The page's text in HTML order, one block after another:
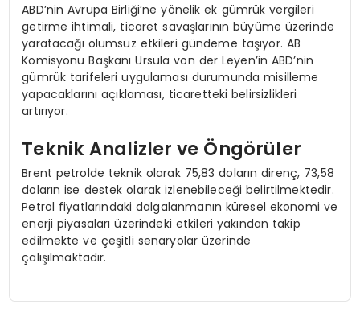
ABD’nin Avrupa Birliği’ne yönelik ek gümrük vergileri
getirme ihtimali, ticaret savaşlarının büyüme üzerinde
yaratacağı olumsuz etkileri gündeme taşıyor. AB
Komisyonu Başkanı Ursula von der Leyen’in ABD’nin
gümrük tarifeleri uygulaması durumunda misilleme
yapacaklarını açıklaması, ticaretteki belirsizlikleri
artırıyor.
Teknik Analizler ve Öngörüler
Brent petrolde teknik olarak 75,83 doların direnç, 73,58
doların ise destek olarak izlenebileceği belirtilmektedir.
Petrol fiyatlarındaki dalgalanmanın küresel ekonomi ve
enerji piyasaları üzerindeki etkileri yakından takip
edilmekte ve çeşitli senaryolar üzerinde
çalışılmaktadır.